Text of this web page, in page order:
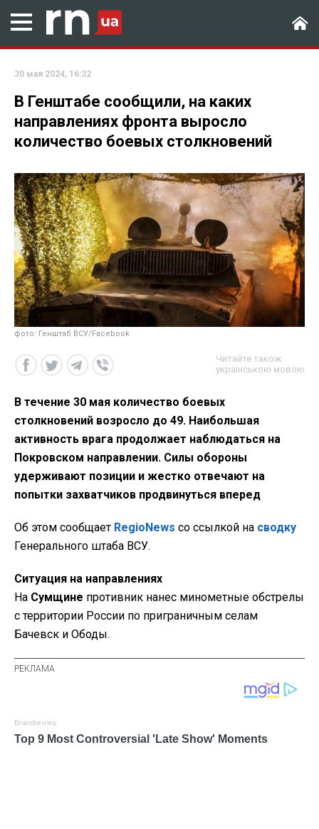
30 мая 2024, 16:32
В Генштабе сообщили, на каких
направлениях фронта выросло
количество боевых столкновений
фото: Генштаб ВСУ/Facebook
Читайте також
українською мовою
В течение 30 мая количество боевых
столкновений возросло до 49. Наибольшая
активность врага продолжает наблюдаться на
Покровском направлении. Силы обороны
удерживают позиции и жестко отвечают на
попытки захватчиков продвинуться вперед
Об этом сообщает RegioNews со ссылкой на сводку
Генерального штаба ВСУ.
Ситуация на направлениях
На Сумщине противник нанес минометные обстрелы
с территории России по приграничным селам
Бачевск и Ободы.